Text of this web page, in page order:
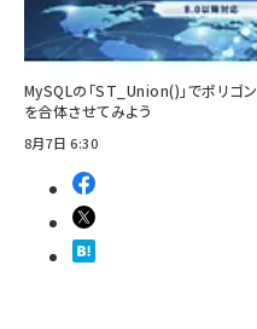
MySQLの「ST_Union()」でポリゴン
を合体させてみよう
8月7日 6:30